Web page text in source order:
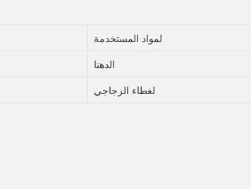
لمواد المستخدمة
الدهنا
لغطاء الزجاجي